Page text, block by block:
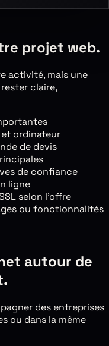
projet web.
activité, mais une
claire,
ordinateur
de devis
de confiance
ligne
selon l’offre
ou fonctionnalités
autour de
.
des entreprises
ou dans la même